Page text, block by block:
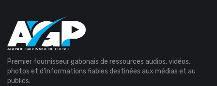
Premier fournisseur gabonais de ressources audios, vidéos,
photos et d’informations fiables destinées aux médias et au
publics.